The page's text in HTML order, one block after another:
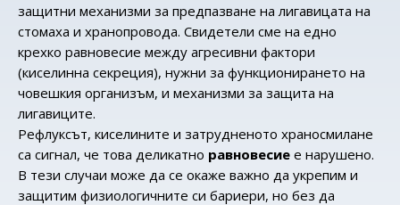
защитни механизми за предпазване на лигавицата на
стомаха и хранопровода. Свидетели сме на едно
крехко равновесие между агресивни фактори
(киселинна секреция), нужни за функционирането на
човешкия организъм, и механизми за защита на
лигавиците.
Рефлуксът, киселините и затрудненото храносмилане
са сигнал, че това деликатно равновесие е нарушено.
В тези случаи може да се окаже важно да укрепим и
защитим физиологичните си бариери, но без да